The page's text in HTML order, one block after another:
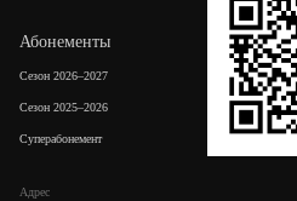
Адрес
Абонементы
Сезон 2026–2027
Сезон 2025–2026
Суперабонемент